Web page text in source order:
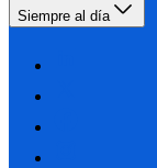
Siempre al día